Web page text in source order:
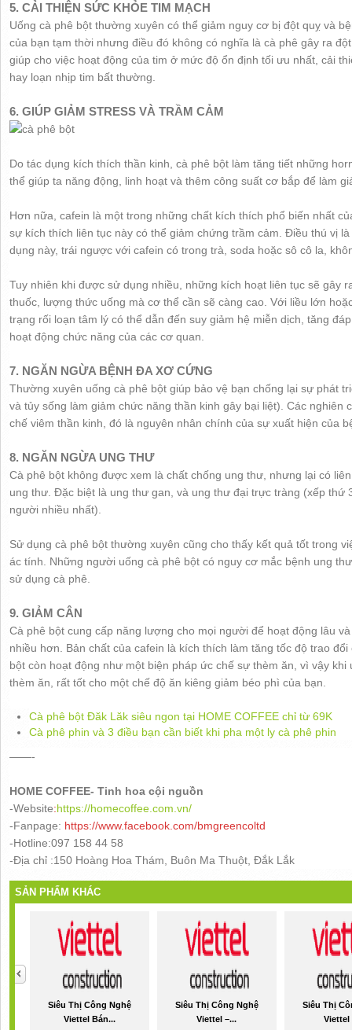
5. CẢI THIỆN SỨC KHỎE TIM MẠCH
Uống cà phê bột thường xuyên có thể giảm nguy cơ bị đột quỵ và
của bạn tạm thời nhưng điều đó không có nghĩa là cà phê gây ra
giúp cho việc hoạt động của tim ở mức độ ổn định tối ưu nhất, cải
hay loạn nhịp tim bất thường.
6. GIÚP GIẢM STRESS VÀ TRẦM CẢM
Do tác dụng kích thích thần kinh, cà phê bột làm tăng tiết những
thể giúp ta năng động, linh hoạt và thêm công suất cơ bắp để làm
Hơn nữa, cafein là một trong những chất kích thích phổ biến nhất
sự kích thích liên tục này có thể giảm chứng trầm cảm. Điều thú vị
dụng này, trái ngược với cafein có trong trà, soda hoặc sô cô la,
Tuy nhiên khi được sử dụng nhiều, những kích hoạt liên tục sẽ gây
thuốc, lượng thức uống mà cơ thể cần sẽ càng cao. Với liều lớn
trạng rối loạn tâm lý có thể dẫn đến suy giảm hệ miễn dịch, tăng
hoạt động chức năng của các cơ quan.
7. NGĂN NGỪA BỆNH ĐA XƠ CỨNG
Thường xuyên uống cà phê bột giúp bảo vệ bạn chống lại sự phát
và tủy sống làm giảm chức năng thần kinh gây bại liệt). Các nghiên
chế viêm thần kinh, đó là nguyên nhân chính của sự xuất hiện của
8. NGĂN NGỪA UNG THƯ
Cà phê bột không được xem là chất chống ung thư, nhưng lại có
ung thư. Đặc biệt là ung thư gan, và ung thư đại trực tràng (xếp thứ
người nhiều nhất).
Sử dụng cà phê bột thường xuyên cũng cho thấy kết quả tốt trong
ác tính. Những người uống cà phê bột có nguy cơ mắc bệnh ung
sử dụng cà phê.
9. GIẢM CÂN
Cà phê bột cung cấp năng lượng cho mọi người để hoạt động lâu
nhiều hơn. Bản chất của cafein là kích thích làm tăng tốc độ trao
bột còn hoạt động như một biện pháp ức chế sự thèm ăn, vì vậy
thèm ăn, rất tốt cho một chế độ ăn kiêng giảm béo phì của bạn.
Cà phê bột Đăk Lăk siêu ngon tại HOME COFFEE chỉ từ 69K
Cà phê phin và 3 điều bạn cần biết khi pha một ly cà phê phin
——-
HOME COFFEE- Tinh hoa cội nguồn
-Website:https://homecoffee.com.vn/
-Fanpage: https://www.facebook.com/bmgreencoltd
-Hotline:097 158 44 58
-Địa chỉ :150 Hoàng Hoa Thám, Buôn Ma Thuột, Đắk Lắk
SẢN PHẨM KHÁC
Siêu Thị Công Nghệ
Viettel Bán...
Siêu Thị Công Nghệ
Viettel –...
Siêu Thị
Viettel